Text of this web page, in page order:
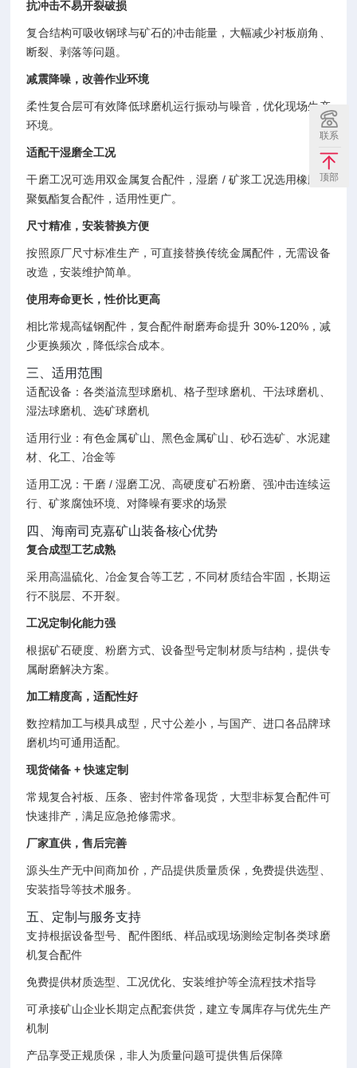
抗冲击不易开裂破损
复合结构可吸收钢球与矿石的冲击能量，大幅减少衬板崩角、
断裂、剥落等问题。
减震降噪，改善作业环境
柔性复合层可有效降低球磨机运行振动与噪音，优化现场生产
环境。
适配干湿磨全工况
干磨工况可选用双金属复合配件，湿磨 / 矿浆工况选用橡胶或
聚氨酯复合配件，适用性更广。
尺寸精准，安装替换方便
按照原厂尺寸标准生产，可直接替换传统金属配件，无需设备
改造，安装维护简单。
使用寿命更长，性价比更高
相比常规高锰钢配件，复合配件耐磨寿命提升 30%-120%，减
少更换频次，降低综合成本。
三、适用范围
适配设备：各类溢流型球磨机、格子型球磨机、干法球磨机、
湿法球磨机、选矿球磨机
适用行业：有色金属矿山、黑色金属矿山、砂石选矿、水泥建
材、化工、冶金等
适用工况：干磨 / 湿磨工况、高硬度矿石粉磨、强冲击连续运
行、矿浆腐蚀环境、对降噪有要求的场景
四、海南司克嘉矿山装备核心优势
复合成型工艺成熟
采用高温硫化、冶金复合等工艺，不同材质结合牢固，长期运
行不脱层、不开裂。
工况定制化能力强
根据矿石硬度、粉磨方式、设备型号定制材质与结构，提供专
属耐磨解决方案。
加工精度高，适配性好
数控精加工与模具成型，尺寸公差小，与国产、进口各品牌球
磨机均可通用适配。
现货储备 + 快速定制
常规复合衬板、压条、密封件常备现货，大型非标复合配件可
快速排产，满足应急抢修需求。
厂家直供，售后完善
源头生产无中间商加价，产品提供质量质保，免费提供选型、
安装指导等技术服务。
五、定制与服务支持
支持根据设备型号、配件图纸、样品或现场测绘定制各类球磨
机复合配件
免费提供材质选型、工况优化、安装维护等全流程技术指导
可承接矿山企业长期定点配套供货，建立专属库存与优先生产
机制
产品享受正规质保，非人为质量问题可提供售后保障
联系
顶部